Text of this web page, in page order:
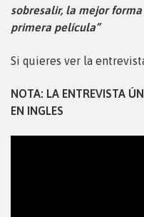
sobresalir, la mejor
primera película”
Si quieres ver la
NOTA: LA ENTREVISTA
EN INGLES